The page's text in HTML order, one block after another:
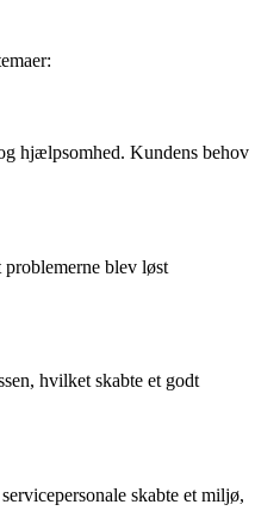
hjælpsomhed. Kundens behov
blev løst
hvilket skabte et godt
skabte et miljø,